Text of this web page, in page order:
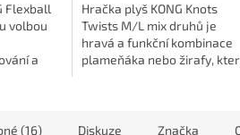
Flexball
volbou
a
Hračka plyš KONG Knots
Twists M/L mix druhů je
hravá a funkční kombinace
plameňáka nebo žirafy,
(16) Diskuze Značka